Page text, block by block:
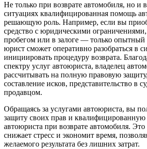
Не только при возврате автомобиля, но и
ситуациях квалифицированная помощь
решающую роль. Например, если вы
средство с юридическими
пробегом или в залоге — только опытный
юрист сможет оперативно разобраться в
инициировать процедуру возврата.
спектру услуг автоюриста, владелец
рассчитывать на полную правовую
составление исков, представительство в
продавцом.
Обращаясь за услугами автоюриста, вы
защиту своих прав и квалифицированную
автоюриста при возврате автомобиля. Это
снижает стресс и экономит время,
желаемого результата без лишних затрат.